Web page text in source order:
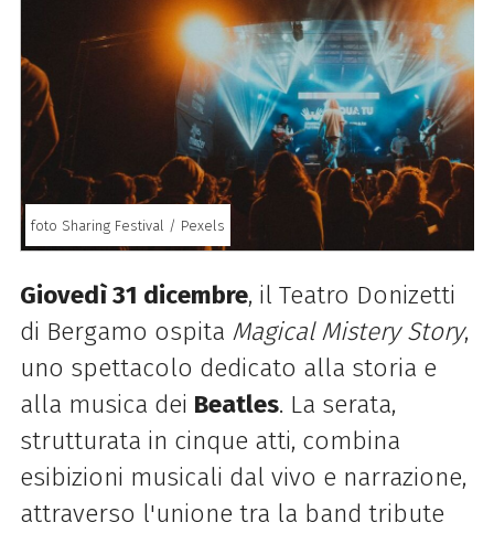
foto Sharing Festival / Pexels
Giovedì 31 dicembre, il Teatro Donizetti
di Bergamo ospita Magical Mistery Story,
uno spettacolo dedicato alla storia e
alla musica dei Beatles. La serata,
strutturata in cinque atti, combina
esibizioni musicali dal vivo e narrazione,
attraverso l'unione tra la band tribute